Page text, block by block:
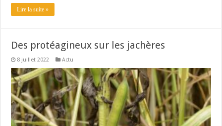
Lire la suite »
Des protéagineux sur les jachères
8 juillet 2022 Actu